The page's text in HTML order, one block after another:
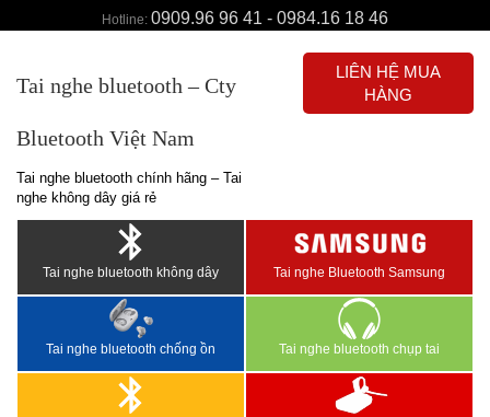
Hotline: 0909.96 96 41 - 0984.16 18 46
Tai nghe bluetooth – Cty
Bluetooth Việt Nam
Tai nghe bluetooth chính hãng – Tai
nghe không dây giá rẻ
LIÊN HỆ MUA
HÀNG
Tai nghe bluetooth không dây Tai nghe Bluetooth Samsung
Tai nghe bluetooth chống ồn Tai nghe bluetooth chụp tai